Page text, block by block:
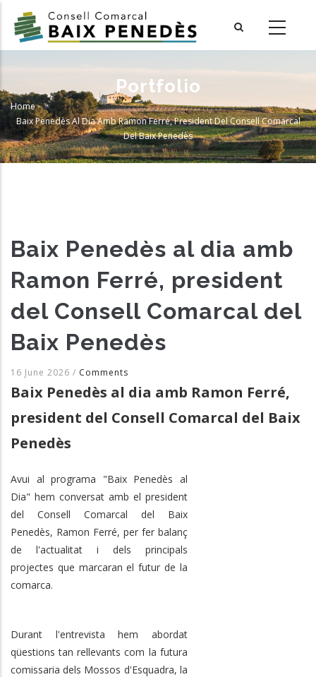
main
Portfolio
Breadcrumb
Home-
Baix Penedès Al Dia Amb Ramon Ferré, President Del Consell Comarcal
Del Baix Penedès
Baix Penedès al dia amb
Ramon Ferré, president
del Consell Comarcal del
Baix Penedès
16 June 2026 / Comments
Baix Penedès al dia amb Ramon Ferré,
president del Consell Comarcal del Baix
Penedès
Avui al programa "Baix Penedès al
Dia" hem conversat amb el president
del Consell Comarcal del Baix
Penedès, Ramon Ferré, per fer balanç
de l'actualitat i dels principals
projectes que marcaran el futur de la
comarca.
Durant l'entrevista hem abordat
qüestions tan rellevants com la futura
comissaria dels Mossos d'Esquadra, la